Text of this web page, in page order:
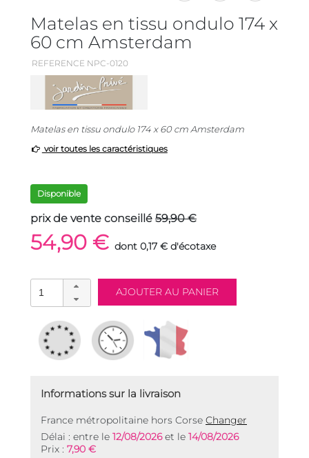
Matelas en tissu ondulo 174 x
60 cm Amsterdam
REFERENCE NPC-0120
Matelas en tissu ondulo 174 x 60 cm Amsterdam
voir toutes les caractéristiques
Disponible
prix de vente conseillé 59,90 €
54,90 € dont 0,17 € d'écotaxe
Informations sur la livraison
France métropolitaine hors Corse Changer
Délai : entre le 12/08/2026et le 14/08/2026
Prix : 7,90 €